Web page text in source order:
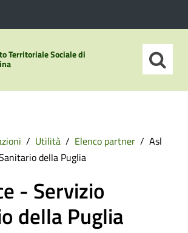
Territoriale Sociale di
Utilità Elenco partner
Asl
della Puglia
- Servizio
della Puglia